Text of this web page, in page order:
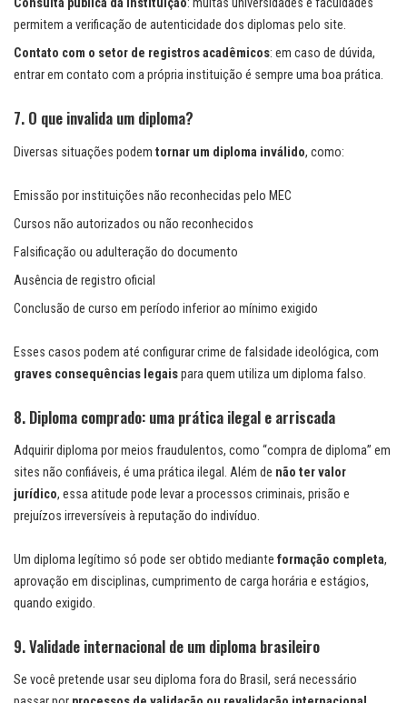
Consulta pública da instituição: muitas universidades e faculdades
permitem a verificação de autenticidade dos diplomas pelo site.
Contato com o setor de registros acadêmicos: em caso de dúvida,
entrar em contato com a própria instituição é sempre uma boa prática.
7. O que invalida um diploma?
Diversas situações podem tornar um diploma inválido, como:
Emissão por instituições não reconhecidas pelo MEC
Cursos não autorizados ou não reconhecidos
Falsificação ou adulteração do documento
Ausência de registro oficial
Conclusão de curso em período inferior ao mínimo exigido
Esses casos podem até configurar crime de falsidade ideológica, com
graves consequências legaispara quem utiliza um diploma falso.
8. Diploma comprado: uma prática ilegal e arriscada
Adquirir diploma por meios fraudulentos, como “compra de diploma” em
sites não confiáveis, é uma prática ilegal. Além de não ter valor
jurídico, essa atitude pode levar a processos criminais, prisão e
prejuízos irreversíveis à reputação do indivíduo.
Um diploma legítimo só pode ser obtido mediante formação completa,
aprovação em disciplinas, cumprimento de carga horária e estágios,
quando exigido.
9. Validade internacional de um diploma brasileiro
Se você pretende usar seu diploma fora do Brasil, será necessário